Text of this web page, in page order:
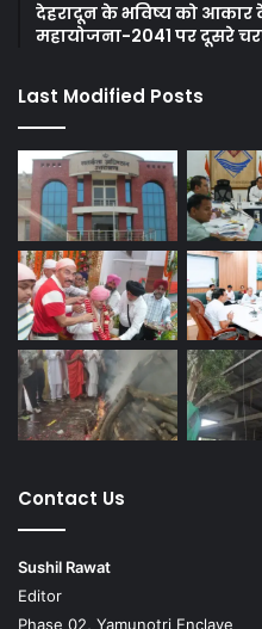
देहरादून के भविष्य को आकार
महायोजना-2041 पर दूसरे
Last Modified Posts
Contact Us
Sushil Rawat
Editor
Phase 02, Yamunotri Enclave